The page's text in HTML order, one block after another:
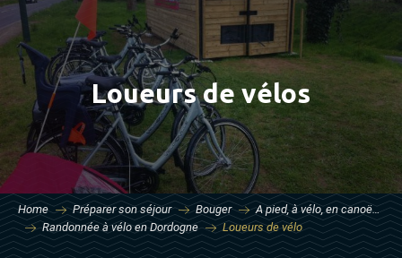
Loueurs de vélos
Home Préparer son séjour Bouger
A pied, à vélo, en canoë…
Randonnée à vélo en Dordogne
Loueurs de vélo